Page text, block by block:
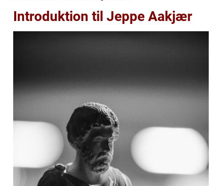
Introduktion til Jeppe Aakjær